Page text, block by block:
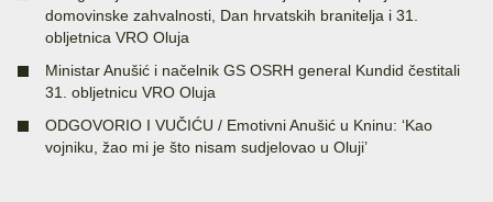
domovinske zahvalnosti, Dan hrvatskih branitelja i 31.
obljetnica VRO Oluja
Ministar Anušić i načelnik GS OSRH general Kundid čestitali
31. obljetnicu VRO Oluja
ODGOVORIO I VUČIĆU / Emotivni Anušić u Kninu: ‘Kao
vojniku, žao mi je što nisam sudjelovao u Oluji’